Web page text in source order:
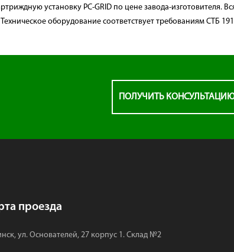
установку PC-GRID по цене завода-изготовителя.
оборудование соответствует требованиям СТБ
ПОЛУЧИТЬ
проезда
ул. Основателей, 27 корпус 1. Склад №2